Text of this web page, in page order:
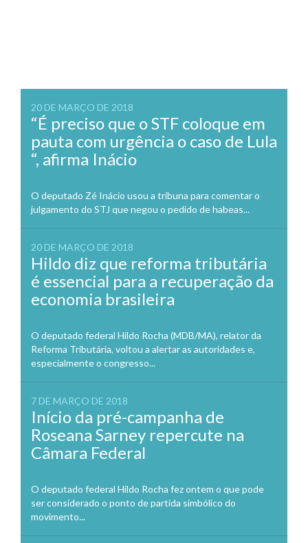
20 DE MARÇO DE 2018
“É preciso que o STF coloque em
pauta com urgência o caso de Lula
“, afirma Inácio
O deputado Zé Inácio usou a tribuna para comentar o
julgamento do STJ que negou o pedido de habeas...
20 DE MARÇO DE 2018
Hildo diz que reforma tributária
é essencial para a recuperação da
economia brasileira
O deputado federal Hildo Rocha (MDB/MA), relator da
Reforma Tributária, voltou a alertar as autoridades e,
especialmente o congresso...
7 DE MARÇO DE 2018
Início da pré-campanha de
Roseana Sarney repercute na
Câmara Federal
O deputado federal Hildo Rocha fez ontem o que pode
ser considerado o ponto de partida simbólico do
movimento...